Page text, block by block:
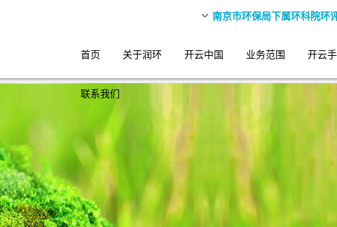
南京市环保局下属环科院环
首页 关于润环 开云中国 业务范围 开云
联系我们